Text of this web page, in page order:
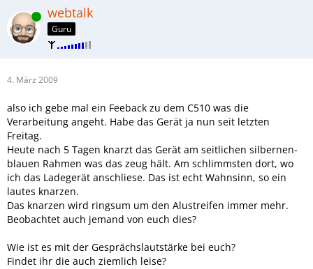
Online webtalk
Guru
4. März 2009
also ich gebe mal ein Feeback zu dem C510 was die
Verarbeitung angeht. Habe das Gerät ja nun seit letzten
Freitag.
Heute nach 5 Tagen knarzt das Gerät am seitlichen silbernen-
blauen Rahmen was das zeug hält. Am schlimmsten dort, wo
ich das Ladegerät anschliese. Das ist echt Wahnsinn, so ein
lautes knarzen.
Das knarzen wird ringsum um den Alustreifen immer mehr.
Beobachtet auch jemand von euch dies?
Wie ist es mit der Gesprächslautstärke bei euch?
Findet ihr die auch ziemlich leise?